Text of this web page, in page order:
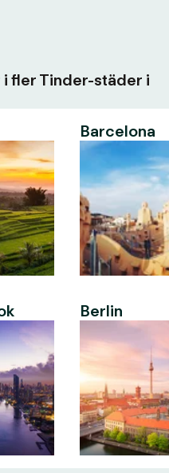
i fler Tinder-städer i
Barcelona
Berlin